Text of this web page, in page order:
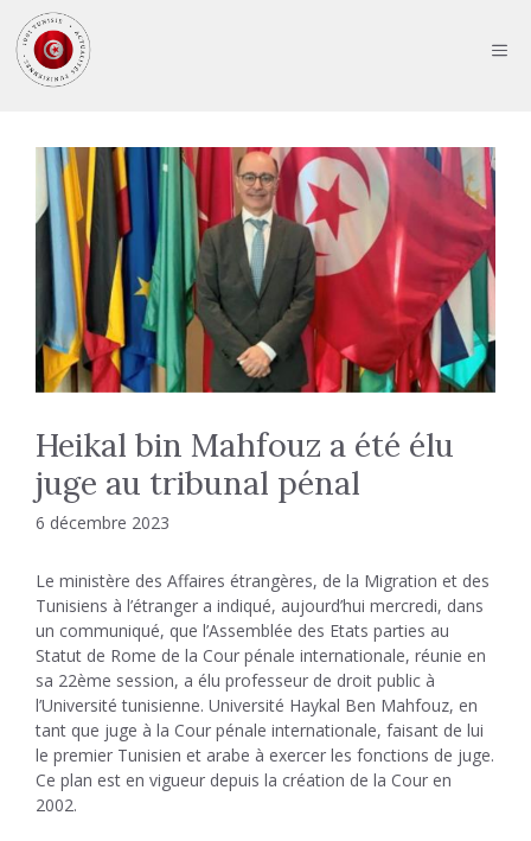
au
contenu
Heikal bin Mahfouz a été élu
juge au tribunal pénal
6 décembre 2023
Le ministère des Affaires étrangères, de la Migration et des
Tunisiens à l’étranger a indiqué, aujourd’hui mercredi, dans
un communiqué, que l’Assemblée des Etats parties au
Statut de Rome de la Cour pénale internationale, réunie en
sa 22ème session, a élu professeur de droit public à
l’Université tunisienne. Université Haykal Ben Mahfouz, en
tant que juge à la Cour pénale internationale, faisant de lui
le premier Tunisien et arabe à exercer les fonctions de juge.
Ce plan est en vigueur depuis la création de la Cour en
2002.